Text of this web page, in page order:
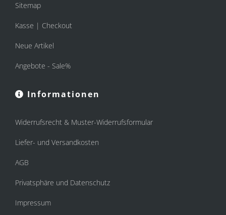
Sitemap
Kasse | Checkout
Neue Artikel
Angebote - Sale%
Informationen
Widerrufsrecht & Muster-Widerrufsformular
Liefer- und Versandkosten
AGB
Privatsphäre und Datenschutz
Impressum